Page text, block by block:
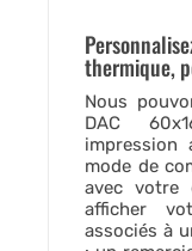
thermique,
Nous
DAC
impression
mode de
avec votre
afficher
associés à